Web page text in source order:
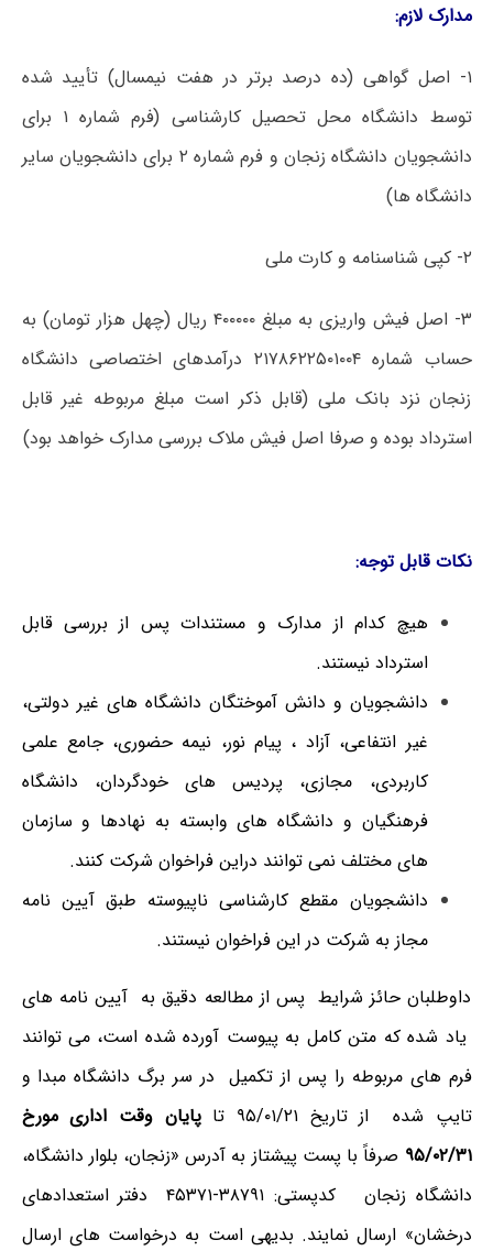
مدارک لازم:
۱- اصل گواهی (ده درصد برتر در هفت نیمسال) تأیید شده
توسط دانشگاه محل تحصیل کارشناسی (فرم شماره ۱ برای
دانشجویان دانشگاه زنجان و فرم شماره ۲ برای دانشجویان سایر
دانشگاه ها)
۲- کپی شناسنامه و کارت ملی
۳- اصل فیش واریزی به مبلغ ۴۰۰۰۰۰ ریال (چهل هزار تومان) به
حساب شماره ۲۱۷۸۶۲۲۵۰۱۰۰۴ درآمدهای اختصاصی دانشگاه
زنجان نزد بانک ملی (قابل ذکر است مبلغ مربوطه غیر قابل
استرداد بوده و صرفا اصل فیش ملاک بررسی مدارک خواهد بود)
نکات قابل توجه:
هیچ کدام از مدارک و مستندات پس از بررسی قابل
استرداد نیستند.
دانشجویان و دانش آموختگان دانشگاه های غیر دولتی،
غیر انتفاعی، آزاد ، پیام نور، نیمه حضوری، جامع علمی
کاربردی، مجازی، پردیس های خودگردان، دانشگاه
فرهنگیان و دانشگاه های وابسته به نهادها و سازمان
های مختلف نمی توانند دراین فراخوان شرکت کنند.
دانشجویان مقطع کارشناسی ناپیوسته طبق آیین نامه
مجاز به شرکت در این فراخوان نیستند.
داوطلبان حائز شرایط پس از مطالعه دقیق به آیین نامه های
یاد شده که متن کامل به پیوست آورده شده است، می توانند
فرم­ های مربوطه را پس از تکمیل در سر برگ دانشگاه مبدا و
تایپ شده از تاریخ ۹۵/۰۱/۲۱ تا
پایان وقت اداری مورخ
۹۵/۰۲/۳۱ صرفاً با پست پیشتاز به آدرس «زنجان، بلوار دانشگاه،
دانشگاه زنجان کدپستی: ۳۸۷۹۱-۴۵۳۷۱ دفتر استعدادهای
درخشان» ارسال نمایند. بدیهی است به درخواست­ های ارسال